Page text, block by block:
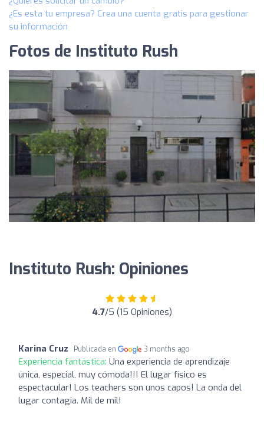
¿Es esta tu empresa? Crea una cuenta gratis para gestionar
su información
Fotos de Instituto Rush
Instituto Rush: Opiniones
4.7/5 (15 Opiniones)
Karina Cruz Publicada en 3 months ago
Experiencia fantástica: Una experiencia de aprendizaje
única, especial, muy cómoda!!! El lugar físico es
espectacular! Los teachers son unos capos! La onda del
lugar contagia. Mil de mil!